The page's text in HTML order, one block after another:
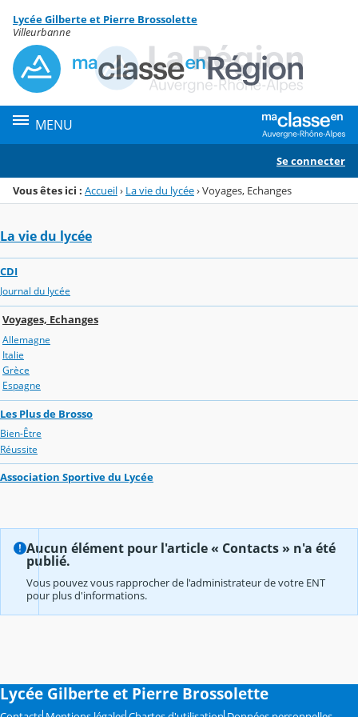
Menu de la rubrique
Contenu
Lycée Gilberte et Pierre Brossolette
Villeurbanne
MENU
Se connecter
Vous êtes ici : Accueil› La vie du lycée›Voyages, Echanges
La vie du lycée
CDI
Journal du lycée
Voyages, Echanges
Allemagne
Italie
Grèce
Espagne
Les Plus de Brosso
Bien-Être
Réussite
Association Sportive du Lycée
Aucun élément pour l'article « Contacts » n'a été
publié.
Vous pouvez vous rapprocher de l'administrateur de votre ENT
pour plus d'informations.
Lycée Gilberte et Pierre Brossolette